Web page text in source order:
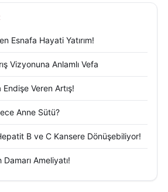
Esnafa Hayati Yatırım!
Vizyonuna Anlamlı Vefa
Endişe Veren Artış!
Anne Sütü?
B ve C Kansere Dönüşebiliyor!
Ameliyatı!